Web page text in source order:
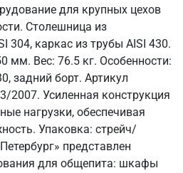
для крупных цехов
Столешница из
304, каркас из трубы AISI 430.
мм. Вес: 76.5 кг. Особенности:
задний борт. Артикул
2007. Усиленная конструкция
нагрузки, обеспечивая
Упаковка: стрейч/
представлен
для общепита: шкафы